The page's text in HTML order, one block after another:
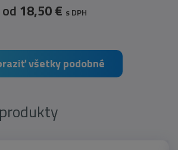
od 18,50 € s DPH
všetky podobné
produkty